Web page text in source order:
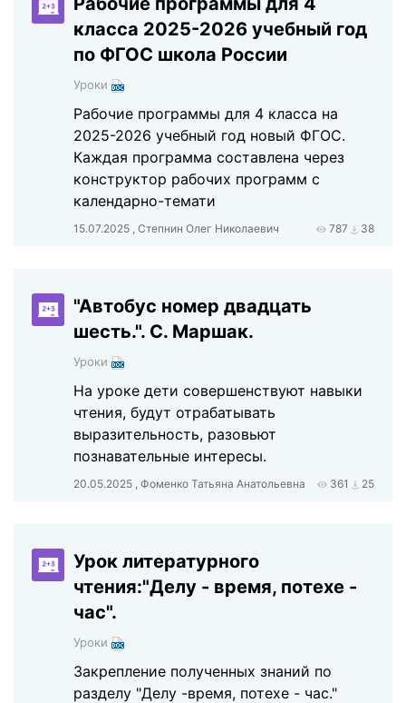
класса 2025-2026 учебный год
по ФГОС школа России
Уроки
Рабочие программы для 4 класса на
2025-2026 учебный год новый ФГОС.
Каждая программа составлена через
конструктор рабочих программ с
календарно-темати
15.07.2025 , Степнин Олег Николаевич 787 38
"Автобус номер двадцать
шесть.". С. Маршак.
Уроки
На уроке дети совершенствуют навыки
чтения, будут отрабатывать
выразительность, разовьют
познавательные интересы.
20.05.2025 , Фоменко Татьяна Анатольевна 361 25
Урок литературного
чтения:"Делу - время, потехе -
час".
Уроки
Закрепление полученных знаний по
разделу "Делу -время, потехе - час."